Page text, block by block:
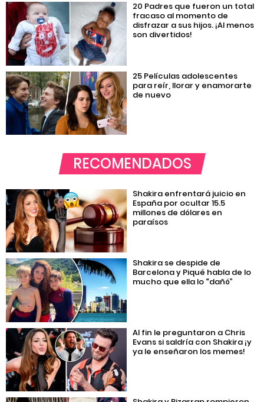
20 Padres que fueron un total
fracaso al momento de
disfrazar a sus hijos. ¡Al menos
son divertidos!
25 Películas adolescentes
para reír, llorar y enamorarte
de nuevo
RECOMENDADOS
Shakira enfrentará juicio en
España por ocultar 15.5
millones de dólares en
paraísos
Shakira se despide de
Barcelona y Piqué habla de lo
mucho que ella lo “dañó”
Al fin le preguntaron a Chris
Evans si saldría con Shakira ¡y
ya le enseñaron los memes!